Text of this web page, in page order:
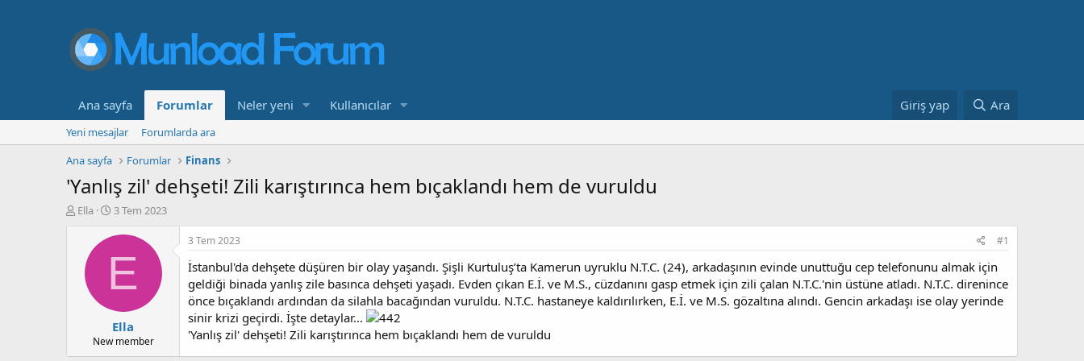
Ana sayfa Forumlar Neler yeni Kullanıcılar Giriş yap Ara
Yeni mesajlar
Forumlarda ara
Ana sayfa
Forumlar Finans
'Yanlış zil' dehşeti! Zili karıştırınca hem bıçaklandı hem de vuruldu
K
l
Ella
B
ş
a
n
ı
ç
t
a
3 Tem 2023
E
Ella
New member
3 Tem 2023 #1
İstanbul'da dehşete düşüren bir olay yaşandı. Şişli Kurtuluş’ta Kamerun uyruklu N.T.C. (24), arkadaşının evinde unuttuğu cep telefonunu almak için
geldiği binada yanlış zile basınca dehşeti yaşadı. Evden çıkan E.İ. ve M.S., cüzdanını gasp etmek için zili çalan N.T.C.'nin üstüne atladı. N.T.C. direnince
önce bıçaklandı ardından da silahla bacağından vuruldu. N.T.C. hastaneye kaldırılırken, E.İ. ve M.S. gözaltına alındı. Gencin arkadaşı ise olay yerinde
sinir krizi geçirdi. İşte detaylar...
'Yanlış zil' dehşeti! Zili karıştırınca hem bıçaklandı hem de vuruldu